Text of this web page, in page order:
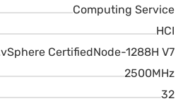
Computing Service
HCI
vSphere CertifiedNode-1288H V7
2500MHz
32